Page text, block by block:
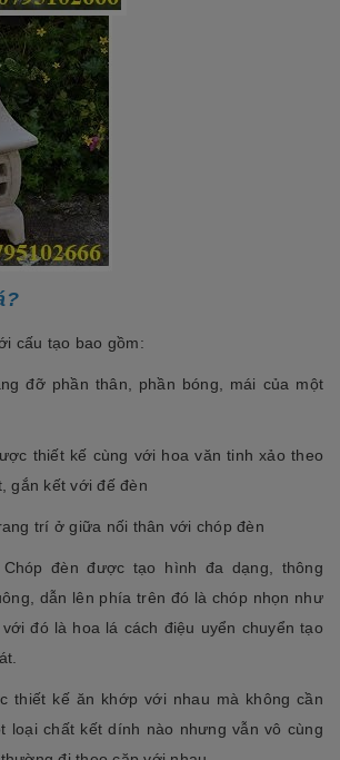
cấu tạo bao gồm:
đỡ phần thân, phần bóng, mái của một
thiết kế cùng với hoa văn tinh xảo theo
gắn kết với đế đèn
trí ở giữa nối thân với chóp đèn
đèn được tạo hình đa dạng, thông
dẫn lên phía trên đó là chóp nhọn như
đó là hoa lá cách điệu uyển chuyển tạo
thiết kế ăn khớp với nhau mà không cần
loại chất kết dính nào nhưng vẫn vô cùng